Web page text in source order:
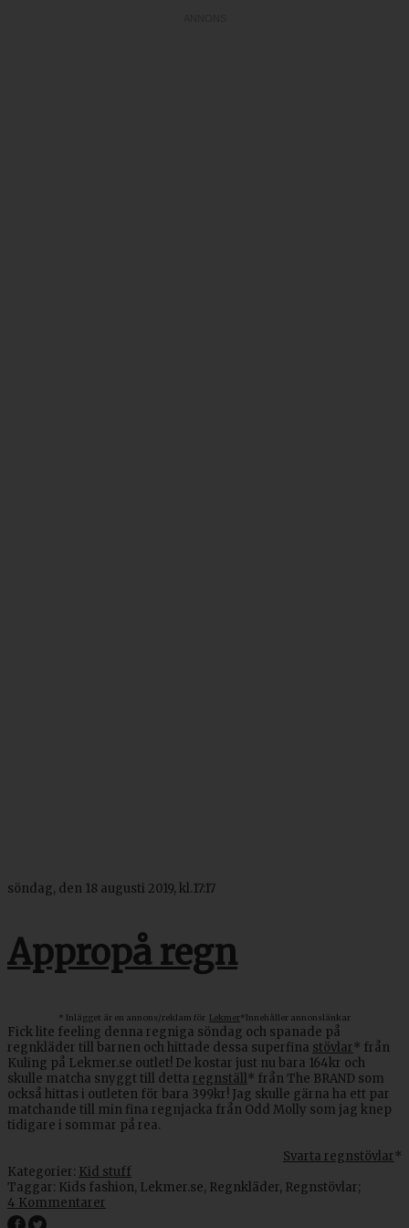
söndag, den 18 augusti 2019, kl.17:17
Appropå regn
* Inlägget är en annons/reklam för Lekmer*Innehåller annonslänkar
Fick lite feeling denna regniga söndag och spanade på
regnkläder till barnen och hittade dessa superfina stövlar* från
Kuling på Lekmer.se outlet! De kostar just nu bara 164kr och
skulle matcha snyggt till detta regnställ * från The BRAND som
också hittas i outleten för bara 399kr! Jag skulle gärna ha ett par
matchande till min fina regnjacka från Odd Molly som jag knep
tidigare i sommar på rea.
Svarta regnstövlar*
Kategorier: Kid stuff
Taggar: Kids fashion, Lekmer.se, Regnkläder, Regnstövlar;
4 Kommentarer